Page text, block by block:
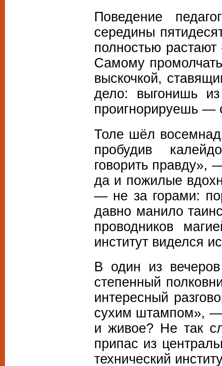
Поведение
середины
полностью
Самому
выскочкой,
дело: выгонишь
проигнорируешь
Толе шёл
пробудив
говорить правду»,
да и пожилые
— не за горами:
давно манило
проводников
институт виделся
В один из
степенный
интересный
сухим штампом», —
и живое? Не так
припас из
технический